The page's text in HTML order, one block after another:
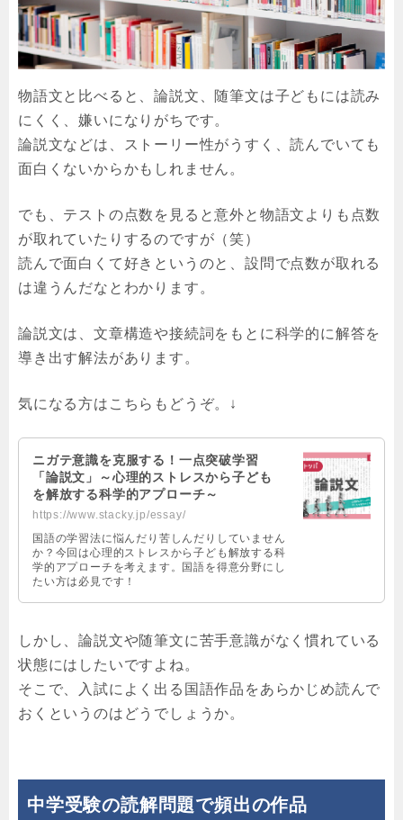
物語文と比べると、論説文、随筆文は子どもには読み
にくく、嫌いになりがちです。
論説文などは、ストーリー性がうすく、読んでいても
面白くないからかもしれません。
でも、テストの点数を見ると意外と物語文よりも点数
が取れていたりするのですが（笑）
読んで面白くて好きというのと、設問で点数が取れる
は違うんだなとわかります。
論説文は、文章構造や接続詞をもとに科学的に解答を
導き出す解法があります。
気になる方はこちらもどうぞ。↓
ニガテ意識を克服する！一点突破学習
「論説文」～心理的ストレスから子ども
を解放する科学的アプローチ～
https://www.stacky.jp/essay/
国語の学習法に悩んだり苦しんだりしていません
か？今回は心理的ストレスから子ども解放する科
学的アプローチを考えます。国語を得意分野にし
たい方は必見です！
しかし、論説文や随筆文に苦手意識がなく慣れている
状態にはしたいですよね。
そこで、入試によく出る国語作品をあらかじめ読んで
おくというのはどうでしょうか。
中学受験の読解問題で頻出の作品